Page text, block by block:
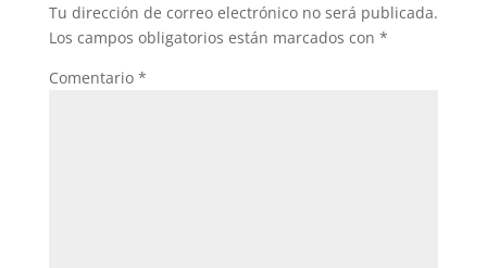
Tu dirección de correo electrónico no será publicada.
Los campos obligatorios están marcados con *
Comentario *